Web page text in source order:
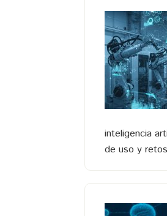
inteligencia
de uso y